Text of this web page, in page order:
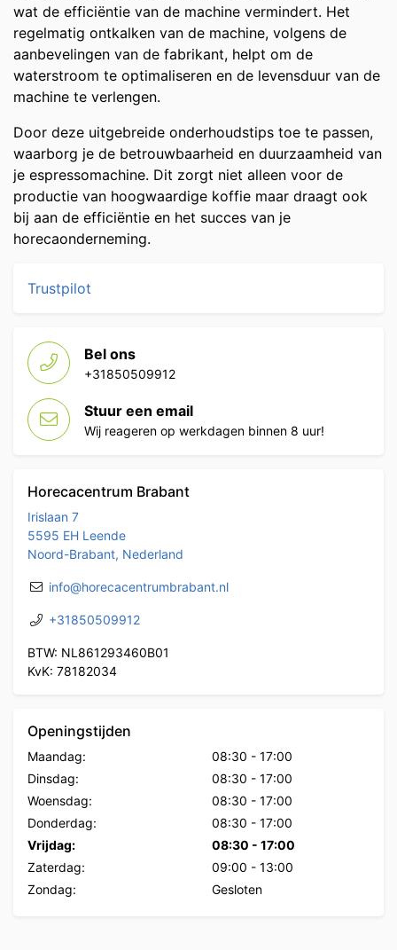
wat de efficiëntie van de machine vermindert. Het
regelmatig ontkalken van de machine, volgens de
aanbevelingen van de fabrikant, helpt om de
waterstroom te optimaliseren en de levensduur van de
machine te verlengen.
Door deze uitgebreide onderhoudstips toe te passen,
waarborg je de betrouwbaarheid en duurzaamheid van
je espressomachine. Dit zorgt niet alleen voor de
productie van hoogwaardige koffie maar draagt ook
bij aan de efficiëntie en het succes van je
horecaonderneming.
Trustpilot
Bel ons
+31850509912
Stuur een email
Wij reageren op werkdagen binnen 8 uur!
Horecacentrum Brabant
Irislaan 7
5595 EH Leende
Noord-Brabant, Nederland
info@horecacentrumbrabant.nl
+31850509912
BTW: NL861293460B01
KvK: 78182034
Openingstijden
Maandag: 08:30 - 17:00
Dinsdag:
08:30 - 17:00
Woensdag:
08:30 - 17:00
Donderdag:
08:30 - 17:00
Vrijdag:
08:30 - 17:00
Zaterdag:
09:00 - 13:00
Zondag:
Gesloten